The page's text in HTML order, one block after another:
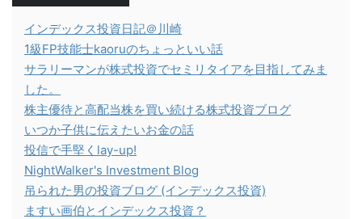
インデックス投資日記＠川崎
1級FP技能士kaoruのちょっといい話
サラリーマンが株式投資でセミリタイアを目指してみま
した。
株主優待と高配当株を買い続ける株式投資ブログ
いつか子供に伝えたいお金の話
投信で手堅くlay-up!
NightWalker's Investment Blog
吊られた男の投資ブログ (インデックス投資)
ますい画伯とインデックス投資？